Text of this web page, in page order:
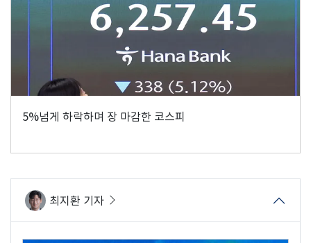
5%넘게 하락하며 장 마감한 코스피
최지환 기자